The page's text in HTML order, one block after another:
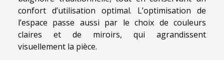
confort d’utilisation optimal. L’optimisation de
l’espace passe aussi par le choix de couleurs
claires et de miroirs, qui agrandissent
visuellement la pièce.